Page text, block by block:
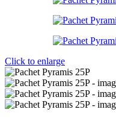
Click to enlarge